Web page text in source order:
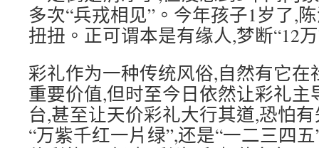
多次“兵戎相见”。今年孩子1岁了,
扭扭。正可谓本是有缘人,梦断“12
彩礼作为一种传统风俗,自然有它
重要价值,但时至今日依然让彩礼
台,甚至让天价彩礼大行其道,恐怕
“万紫千红一片绿”,还是“一二三四